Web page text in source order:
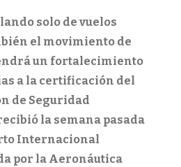
solo de vuelos
el movimiento de
un fortalecimiento
a la certificación del
de Seguridad
la semana pasada
Internacional
por la Aeronáutica